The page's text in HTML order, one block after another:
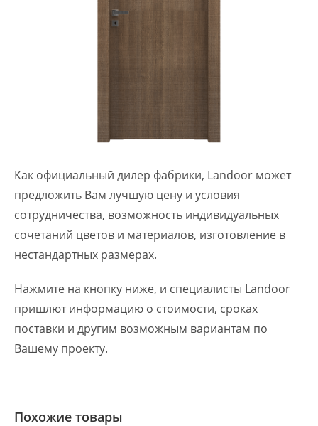
Как официальный дилер фабрики, Landoor может
предложить Вам лучшую цену и условия
сотрудничества, возможность индивидуальных
сочетаний цветов и материалов, изготовление в
нестандартных размерах.
Нажмите на кнопку ниже, и специалисты Landoor
пришлют информацию о стоимости, сроках
поставки и другим возможным вариантам по
Вашему проекту.
Похожие товары